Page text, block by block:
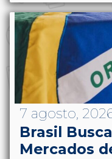
7 agosto,
Brasil
Mercados